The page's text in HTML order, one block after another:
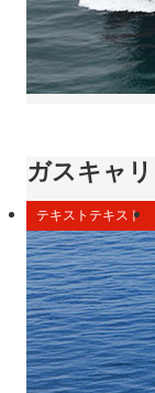
ガスキャ
テキストテキスト